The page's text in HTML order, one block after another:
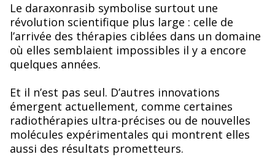
Le daraxonrasib symbolise surtout une
révolution scientifique plus large : celle de
l’arrivée des thérapies ciblées dans un domaine
où elles semblaient impossibles il y a encore
quelques années.
Et il n’est pas seul. D’autres innovations
émergent actuellement, comme certaines
radiothérapies ultra-précises ou de nouvelles
molécules expérimentales qui montrent elles
aussi des résultats prometteurs.